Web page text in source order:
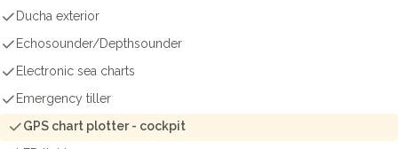
Ducha exterior
Echosounder/Depthsounder
Electronic sea charts
Emergency tiller
GPS chart plotter - cockpit